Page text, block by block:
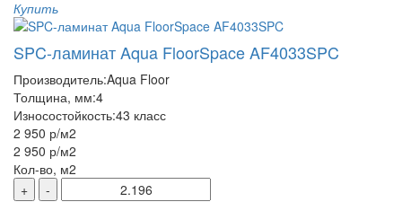
Купить
SPC-ламинат Aqua FloorSpace AF4033SPC
Производитель:Aqua Floor
Толщина, мм:4
Износостойкость:43 класс
2 950 р/м2
2 950 р/м2
Кол-во, м2
+
-